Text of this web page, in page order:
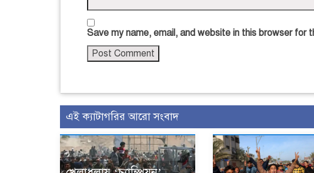
Save my name, email, and website in this browser for
এই ক্যাটাগরির আরো সংবাদ